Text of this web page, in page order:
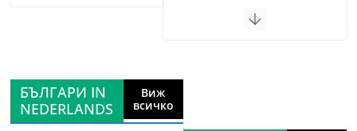
БЪЛГАРИ IN
NEDERLANDS
Виж
всичко